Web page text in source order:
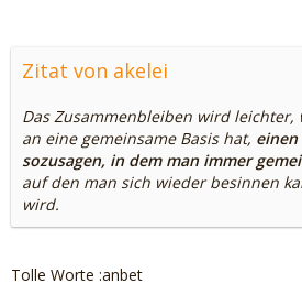
Zitat von akelei
Das Zusammenbleiben wird leichter,
an eine gemeinsame Basis hat,
sozusagen, in dem man immer
auf den man sich wieder besinnen
wird.
Tolle Worte :anbet